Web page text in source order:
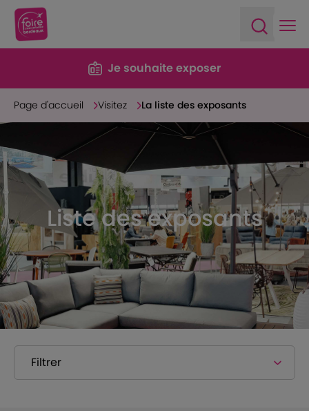
Je souhaite exposer
Page d'accueil Visitez La liste des exposants
Liste des exposants
Filtrer